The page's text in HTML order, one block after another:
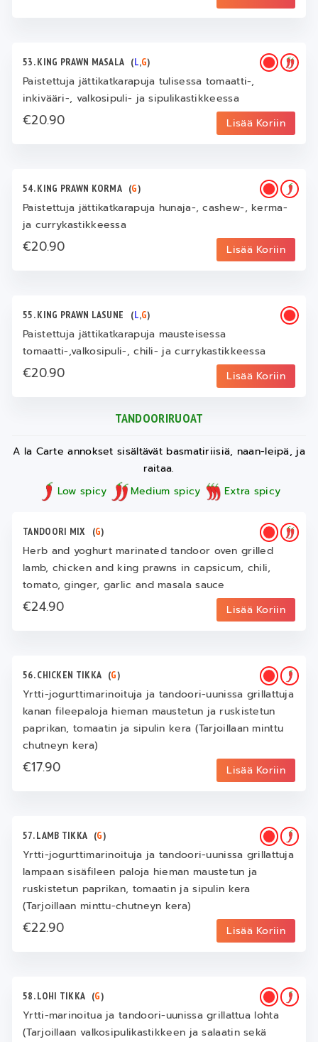
53. KING PRAWN MASALA (L,G)
Paistettuja jättikatkarapuja tulisessa tomaatti-,
inkivääri-, valkosipuli- ja sipulikastikkeessa
€20.90 Lisää Koriin
54. KING PRAWN KORMA (G)
Paistettuja jättikatkarapuja hunaja-, cashew-, kerma-
ja currykastikkeessa
€20.90 Lisää Koriin
55. KING PRAWN LASUNE (L,G)
Paistettuja jättikatkarapuja mausteisessa
tomaatti-,valkosipuli-, chili- ja currykastikkeessa
€20.90 Lisää Koriin
TANDOORIRUOAT
A la Carte annokset sisältävät basmatiriisiä, naan-leipä, ja
raitaa.
Low spicy
Medium spicy Extra spicy
TANDOORI MIX (G)
Herb and yoghurt marinated tandoor oven grilled
lamb, chicken and king prawns in capsicum, chili,
tomato, ginger, garlic and masala sauce
€24.90 Lisää Koriin
56. CHICKEN TIKKA (G)
Yrtti-jogurttimarinoituja ja tandoori-uunissa grillattuja
kanan fileepaloja hieman maustetun ja ruskistetun
paprikan, tomaatin ja sipulin kera (Tarjoillaan minttu
chutneyn kera)
€17.90 Lisää Koriin
57. LAMB TIKKA (G)
Yrtti-jogurttimarinoituja ja tandoori-uunissa grillattuja
lampaan sisäfileen paloja hieman maustetun ja
ruskistetun paprikan, tomaatin ja sipulin kera
(Tarjoillaan minttu-chutneyn kera)
€22.90 Lisää Koriin
58. LOHI TIKKA (G)
Yrtti-marinoitua ja tandoori-uunissa grillattua lohta
(Tarjoillaan valkosipulikastikkeen ja salaatin sekä